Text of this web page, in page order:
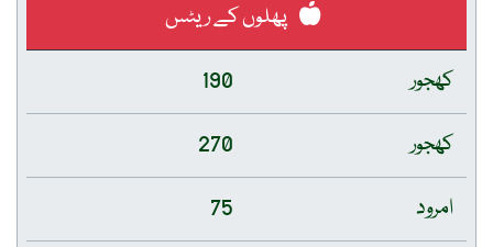
پھلوں کے ریٹس
کھجور
190
کھجور
270
امرود
75